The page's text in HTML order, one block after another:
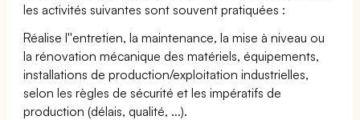
les activités suivantes sont souvent pratiquées :
Réalise l''entretien, la maintenance, la mise à niveau ou
la rénovation mécanique des matériels, équipements,
installations de production/exploitation industrielles,
selon les règles de sécurité et les impératifs de
production (délais, qualité, ...).